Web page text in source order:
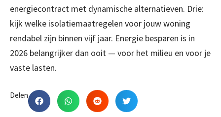
energiecontract met dynamische alternatieven. Drie:
kijk welke isolatiemaatregelen voor jouw woning
rendabel zijn binnen vijf jaar. Energie besparen is in
2026 belangrijker dan ooit — voor het milieu en voor je
vaste lasten.
Delen